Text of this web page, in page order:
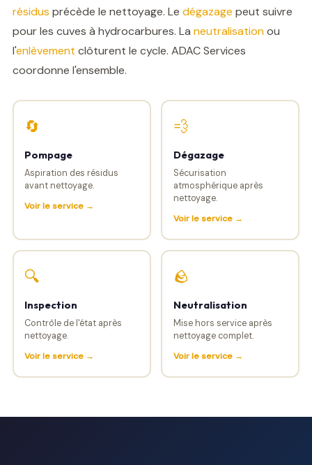
résidus précède le nettoyage. Le dégazage peut suivre
pour les cuves à hydrocarbures. La neutralisationou
l'enlèvement clôturent le cycle. ADAC Services
coordonne l'ensemble.
🔄
Pompage
Aspiration des résidus
avant nettoyage.
Voir le service →
💨
Dégazage
Sécurisation
atmosphérique après
nettoyage.
Voir le service →
🔍
Inspection
Contrôle de l'état après
nettoyage.
Voir le service →
🪨
Neutralisation
Mise hors service après
nettoyage complet.
Voir le service →